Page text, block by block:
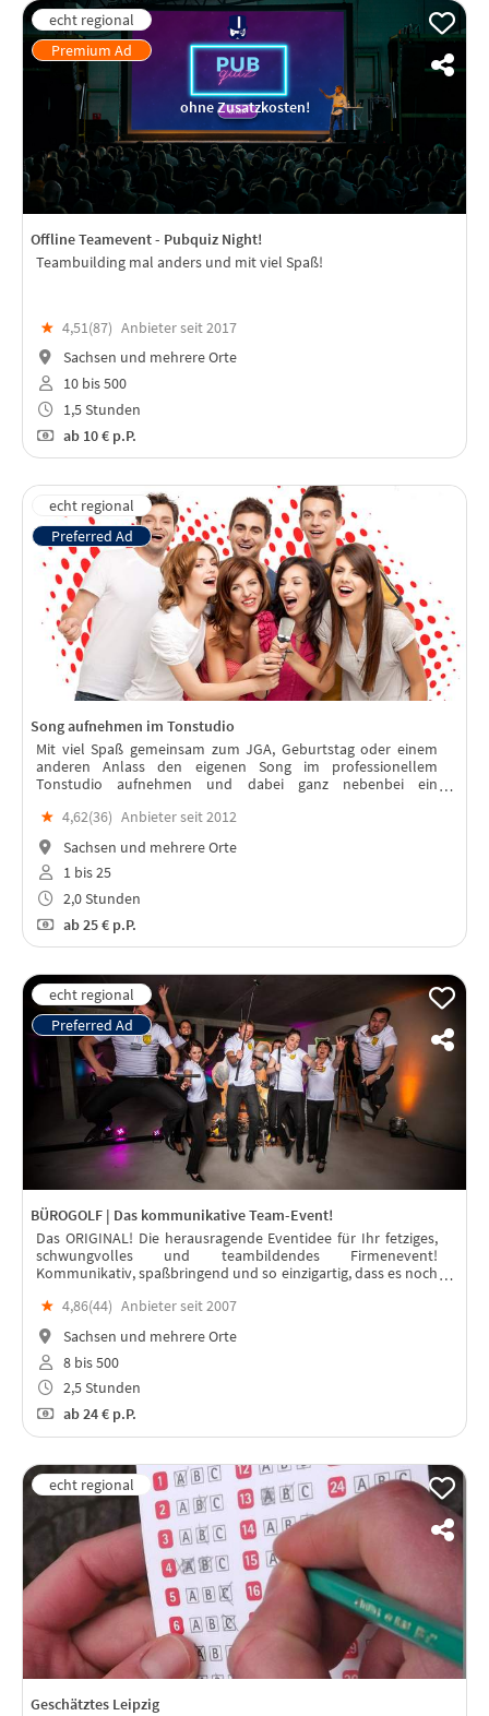
ohne Zusatzkosten!
Offline Teamevent - Pubquiz Night!
Teambuilding mal anders und mit viel Spaß!
★ 4,51(87) Anbieter seit 2017
Sachsen und mehrere Orte
10 bis 500
1,5 Stunden
ab10 € p.P.
Song aufnehmen im Tonstudio
Mit viel Spaß gemeinsam zum JGA, Geburtstag oder einem
anderen Anlass den eigenen Song im professionellem
Tonstudio aufnehmen und dabei ganz nebenbei ein
Event an die gemeinsame Zeit erinnert.
★ 4,62(36) Anbieter seit 2012
Sachsen und mehrere Orte
1 bis 25
2,0 Stunden
ab25 € p.P.
BÜROGOLF | Das kommunikative Team-Event!
Das ORIGINAL! Die herausragende Eventidee für Ihr fetziges,
schwungvolles und teambildendes Firmenevent!
Kommunikativ, spaßbringend und so einzigartig, dass es noch
★ 4,86(44) Anbieter seit 2007
Sachsen und mehrere Orte
8 bis 500
2,5 Stunden
ab24 € p.P.
Geschätztes Leipzig